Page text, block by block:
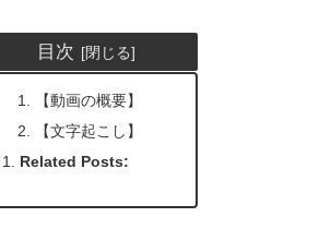
目次
【動画の概要】
【文字起こし】
Related Posts: